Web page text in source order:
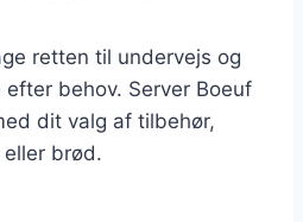
retten til undervejs og
behov. Server Boeuf
dit valg af tilbehør,
brød.